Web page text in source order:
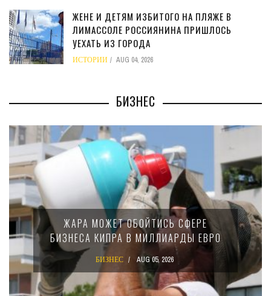
ЖЕНЕ И ДЕТЯМ ИЗБИТОГО НА ПЛЯЖЕ В
ЛИМАССОЛЕ РОССИЯНИНА ПРИШЛОСЬ
УЕХАТЬ ИЗ ГОРОДА
ИСТОРИИ AUG 04, 2026
БИЗНЕС
ЖАРА МОЖЕТ ОБОЙТИСЬ СФЕРЕ
БИЗНЕСА КИПРА В МИЛЛИАРДЫ ЕВРО
БИЗНЕС AUG 05, 2026